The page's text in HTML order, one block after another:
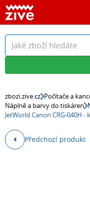
zbozi.zive.cz Počítače a
Náplně a barvy do tiskáren
JetWorld Canon CRG-040H
Předchozí produkt